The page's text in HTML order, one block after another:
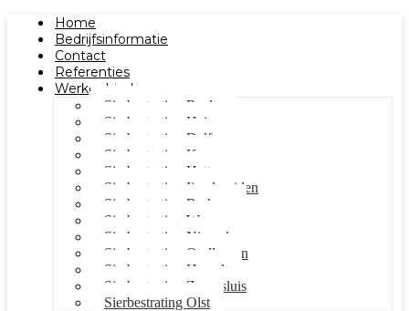
Home
Bedrijfsinformatie
Contact
Referenties
Werkgebied
Sierbestrating Raalte
Sierbestrating Heino
Sierbestrating Dalfsen
Sierbestrating Kampen
Sierbestrating Hattem
Sierbestrating Ijsselmuiden
Sierbestrating Berkum
Sierbestrating Wezep
Sierbestrating Nieuwleusen
Sierbestrating Oudleusen
Sierbestrating Hasselt
Sierbestrating Zwartsluis
Sierbestrating Olst